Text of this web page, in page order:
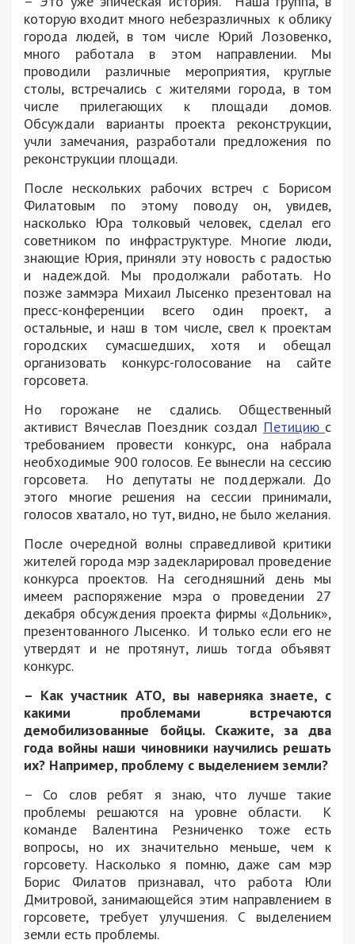
которую входит много небезразличных к облику
города людей, в том числе Юрий Лозовенко,
много работала в этом направлении. Мы
проводили различные мероприятия, круглые
столы, встречались с жителями города, в том
числе прилегающих к площади домов.
Обсуждали варианты проекта реконструкции,
учли замечания, разработали предложения по
реконструкции площади.
После нескольких рабочих встреч с Борисом
Филатовым по этому поводу он, увидев,
насколько Юра толковый человек, сделал его
советником по инфраструктуре. Многие люди,
знающие Юрия, приняли эту новость с радостью
и надеждой. Мы продолжали работать. Но
позже заммэра Михаил Лысенко презентовал на
пресс-конференции всего один проект, а
остальные, и наш в том числе, свел к проектам
городских сумасшедших, хотя и обещал
организовать конкурс-голосование на сайте
горсовета.
Но горожане не сдались. Общественный
активист Вячеслав Поездник создал Петицию с
требованием провести конкурс, она набрала
необходимые 900 голосов. Ее вынесли на сессию
горсовета. Но депутаты не поддержали. До
этого многие решения на сессии принимали,
голосов хватало, но тут, видно, не было желания.
После очередной волны справедливой критики
жителей города мэр задекларировал проведение
конкурса проектов. На сегодняшний день мы
имеем распоряжение мэра о проведении 27
декабря обсуждения проекта фирмы «Дольник»,
презентованного Лысенко. И только если его не
утвердят и не протянут, лишь тогда объявят
конкурс.
– Как участник АТО, вы наверняка знаете, с
какими проблемами встречаются
демобилизованные бойцы. Скажите, за два
года войны наши чиновники научились решать
их? Например, проблему с выделением земли?
– Со слов ребят я знаю, что лучше такие
проблемы решаются на уровне области. К
команде Валентина Резниченко тоже есть
вопросы, но их значительно меньше, чем к
горсовету. Насколько я помню, даже сам мэр
Борис Филатов признавал, что работа Юли
Дмитровой, занимающейся этим направлением в
горсовете, требует улучшения. С выделением
земли есть проблемы.